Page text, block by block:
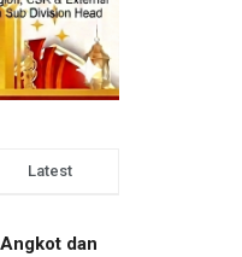
Latest
dan